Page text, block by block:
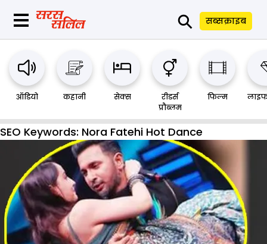
⚲ सब्सक्राइब
ऑडियो कहानी सेक्स
रीडर्स
प्रौब्लम
फिल्म
SEO Keywords: Nora Fatehi Hot Dance